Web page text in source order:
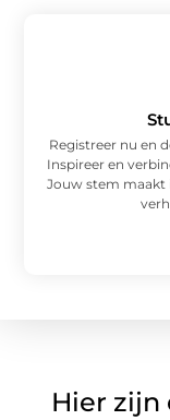
Registreer nu en
Inspireer en
Jouw stem
Hier zijn